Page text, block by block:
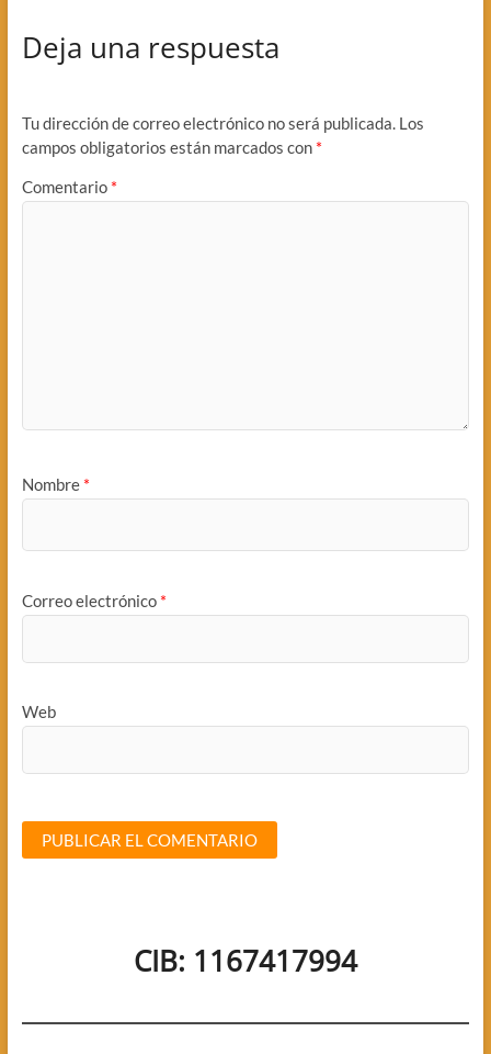
Deja una respuesta
Tu dirección de correo electrónico no será publicada. Los
campos obligatorios están marcados con *
Comentario *
Nombre *
Correo electrónico *
Web
CIB: 1167417994